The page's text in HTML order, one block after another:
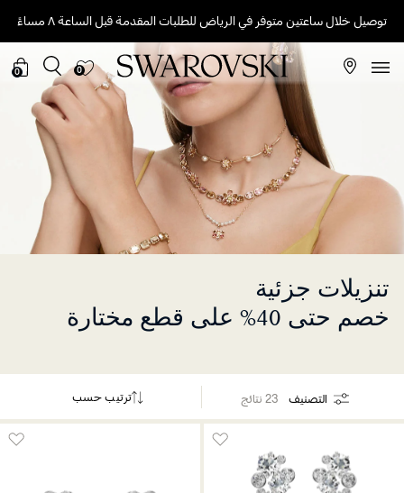
توصيل خلال ساعتين متوفر في الرياض للطلبات المقدمة قبل الساعة ٨ مساءً
0
0
تنزيلات جزئية
خصم حتى 40% على قطع مختارة
التصنيف 23 نتائج ترتيب حسب